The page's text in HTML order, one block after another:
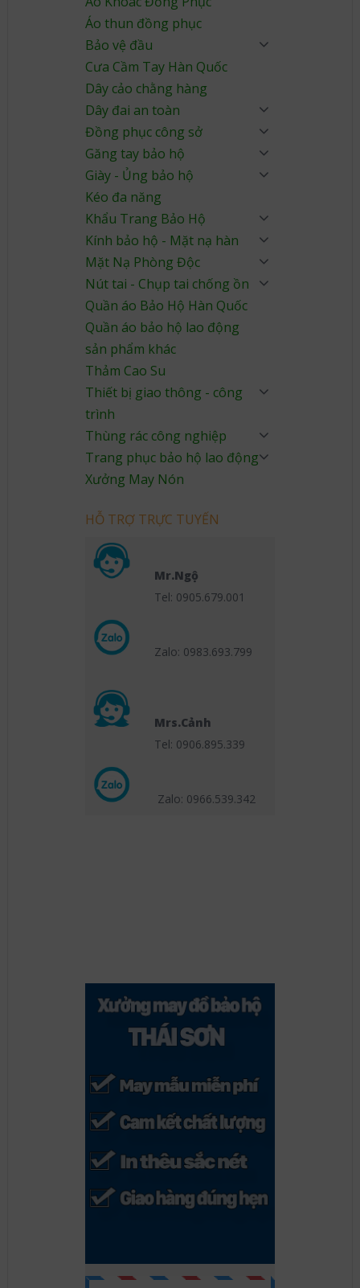
Áo thun đồng phục
Bảo vệ đầu
Cưa Cầm Tay Hàn Quốc
Dây cảo chằng hàng
Dây đai an toàn
Đồng phục công sở
Găng tay bảo hộ
Giày - Ủng bảo hộ
Kéo đa năng
Khẩu Trang Bảo Hộ
Kính bảo hộ - Mặt nạ hàn
Mặt Nạ Phòng Độc
Nút tai - Chụp tai chống ồn
Quần áo Bảo Hộ Hàn Quốc
Quần áo bảo hộ lao động
sản phẩm khác
Thảm Cao Su
Thiết bị giao thông - công
trình
Thùng rác công nghiệp
Trang phục bảo hộ lao động
Xưởng May Nón
HỖ TRỢ TRỰC TUYẾN
Mr.Ngộ
Tel: 0905.679.001
Zalo: 0983.693.799
Mrs.Cảnh
Tel: 0906.895.339
Zalo: 0966.539.342